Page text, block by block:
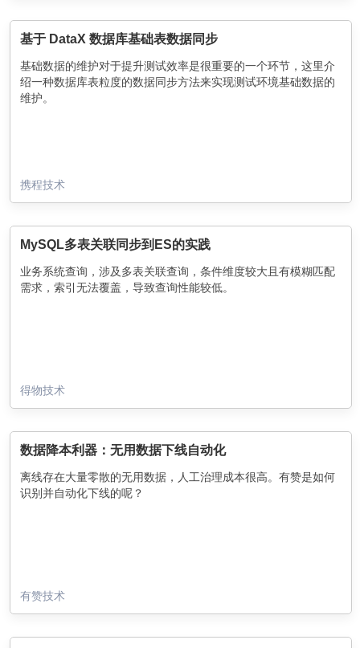
基于 DataX 数据库基础表数据同步
基础数据的维护对于提升测试效率是很重要的一个环节，这里介
绍一种数据库表粒度的数据同步方法来实现测试环境基础数据的
维护。
携程技术
MySQL多表关联同步到ES的实践
业务系统查询，涉及多表关联查询，条件维度较大且有模糊匹配
需求，索引无法覆盖，导致查询性能较低。
得物技术
数据降本利器：无用数据下线自动化
离线存在大量零散的无用数据，人工治理成本很高。有赞是如何
识别并自动化下线的呢？
有赞技术